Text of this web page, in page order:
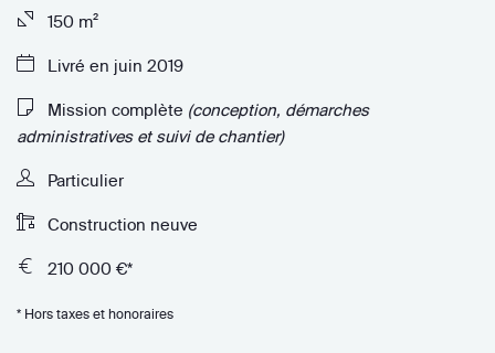
150 m²
Livré en juin 2019
Mission complète (conception, démarches
administratives et suivi de chantier)
Particulier
Construction neuve
210 000 €*
* Hors taxes et honoraires